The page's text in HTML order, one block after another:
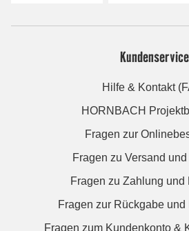
Kundenservice
Hilfe & Kontakt
HORNBACH
Fragen zur
Fragen zu Versand
Fragen zu Zahlung und
Fragen zur Rückgabe
Fragen zum Kundenkonto &